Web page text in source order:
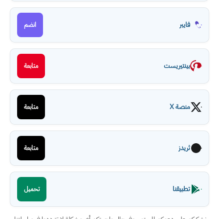
فايبر انضم
بينتيريست متابعة
منصة X متابعة
ثريدز متابعة
تطبيقنا تحميل